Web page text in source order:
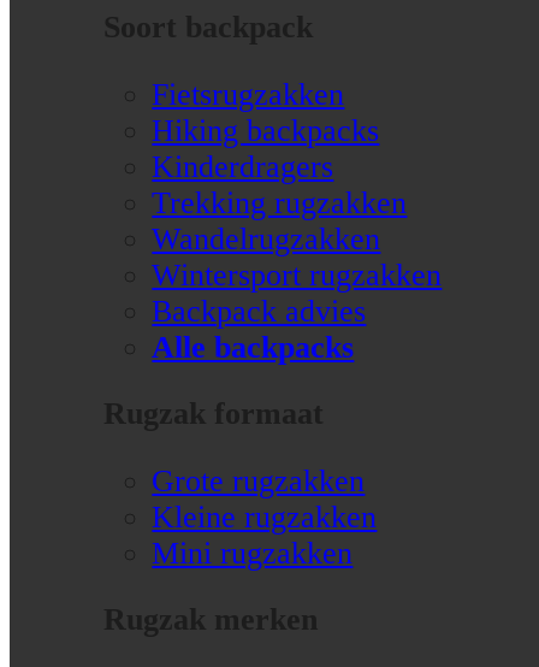
Soort backpack
Fietsrugzakken
Hiking backpacks
Kinderdragers
Trekking rugzakken
Wandelrugzakken
Wintersport rugzakken
Backpack advies
Alle backpacks
Rugzak formaat
Grote rugzakken
Kleine rugzakken
Mini rugzakken
Rugzak merken